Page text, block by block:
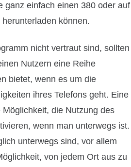
ganz einfach einen 380 oder auf
können.
nicht vertraut sind, sollten
Nutzern eine Reihe
bietet, wenn es um die
ihres Telefons geht. Eine
die Nutzung des
wenn man unterwegs ist.
unterwegs sind, vor allem
von jedem Ort aus zu